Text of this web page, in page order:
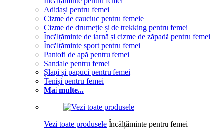
Adidași pentru femei
Cizme de cauciuc pentru femeie
Cizme de drumeție și de trekking pentru femei
Încălțăminte de iarnă și cizme de zăpadă pentru femei
Încălțăminte sport pentru femei
Pantofi de apă pentru femei
Sandale pentru femei
Șlapi și papuci pentru femei
Teniși pentru femei
Mai multe...
Vezi toate produsele Încălțăminte pentru femei